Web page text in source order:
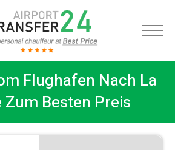
Flughafen Nach La
Zum Besten Preis